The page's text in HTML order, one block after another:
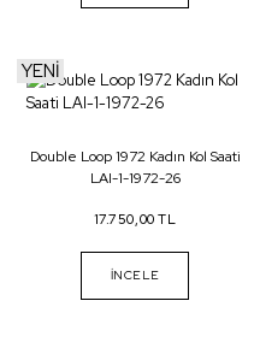
YENİ
Double Loop 1972 Kadın Kol Saati
LAI-1-1972-26
17.750,00 TL
İNCELE